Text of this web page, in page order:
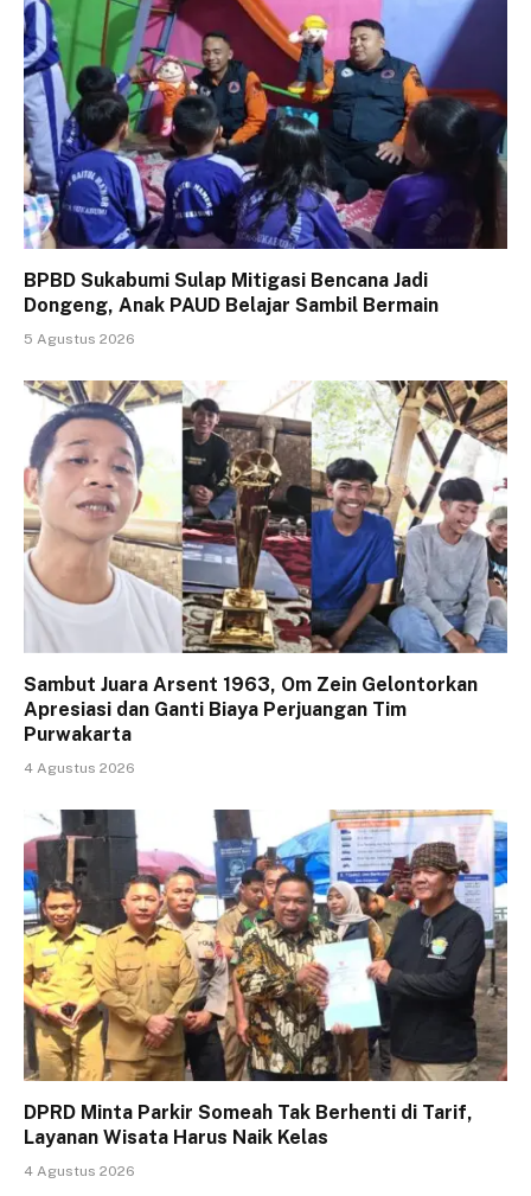
BPBD Sukabumi Sulap Mitigasi Bencana Jadi
Dongeng, Anak PAUD Belajar Sambil Bermain
5 Agustus 2026
Sambut Juara Arsent 1963, Om Zein Gelontorkan
Apresiasi dan Ganti Biaya Perjuangan Tim
Purwakarta
4 Agustus 2026
DPRD Minta Parkir Someah Tak Berhenti di Tarif,
Layanan Wisata Harus Naik Kelas
4 Agustus 2026